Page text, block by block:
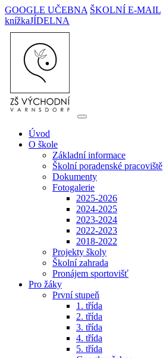
GOOGLE UČEBNA ŠKOLNÍ E-MAIL
knížkaJÍDELNA
Úvod
O škole
Základní informace
Školní poradenské pracoviště
Dokumenty
Fotogalerie
2025-2026
2024-2025
2023-2024
2022-2023
2018-2022
Projekty školy
Školní zahrada
Pronájem sportovišť
Pro žáky
První stupeň
1. třída
2. třída
3. třída
4. třída
5. třída